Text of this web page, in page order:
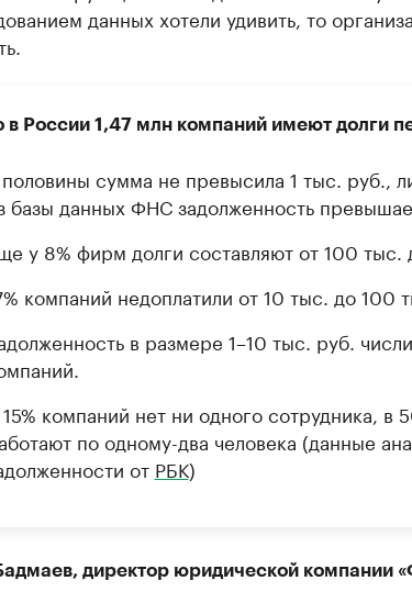
данных хотели удивить, то
в России 1,47 млн компаний имеют долги
сумма не превысила 1 тыс. руб.,
базы данных ФНС задолженность
у 8% фирм долги составляют от 100 тыс.
компаний недоплатили от 10 тыс. до 100
в размере 1–10 тыс. руб.
компаний нет ни одного сотрудника, в
по одному-два человека (данные
от РБК)
директор юридической компании